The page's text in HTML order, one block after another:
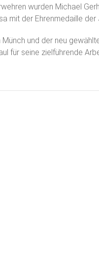
wurden Michael
mit der Ehrenmedaille
und der neu
für seine zielführende
an der Elbe auf